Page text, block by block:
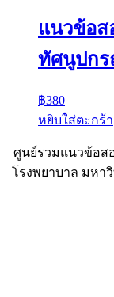
แนวข้อส
ทัศนูปกร
฿380
หยิบใส่ตะกร้า
ศูนย์รวมแนวข้อส
โรงพยาบาล มหา